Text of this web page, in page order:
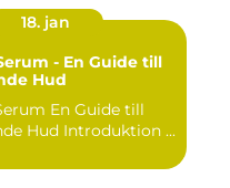
18. jan
- En Guide till
Hud
Guide till
Strålande Hud Introduktion ...